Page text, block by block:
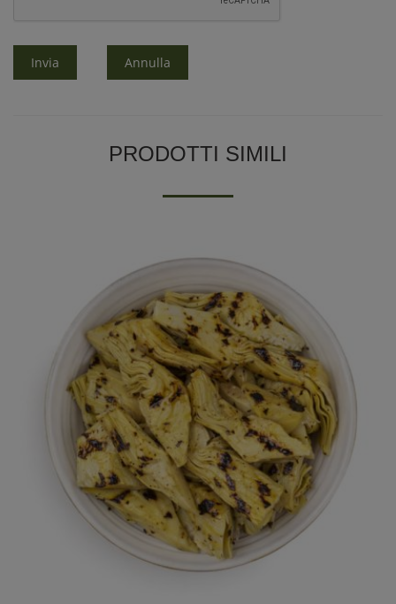
Invia Annulla
PRODOTTI SIMILI